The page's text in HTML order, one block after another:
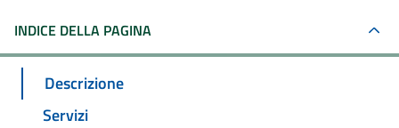
INDICE DELLA PAGINA
Descrizione
Servizi